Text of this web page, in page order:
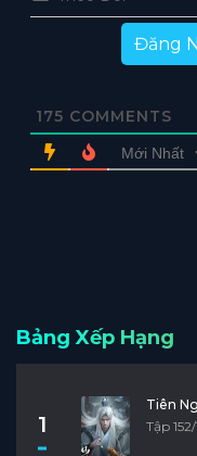
Đăng
175 COMMENTS
Mới Nhất
Bảng Xếp Hạng
1
Tiên
Tập